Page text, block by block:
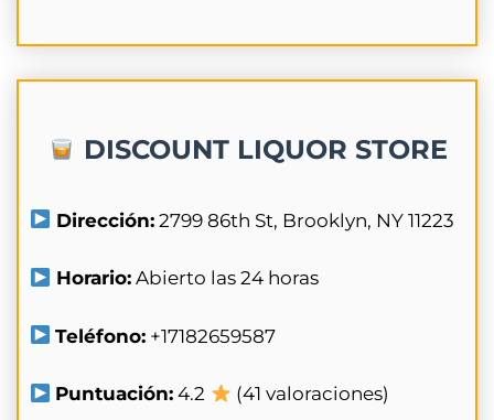
DISCOUNT LIQUOR STORE
Dirección: 2799 86th St, Brooklyn, NY 11223
Horario: Abierto las 24 horas
Teléfono: +17182659587
Puntuación: 4.2 (41 valoraciones)